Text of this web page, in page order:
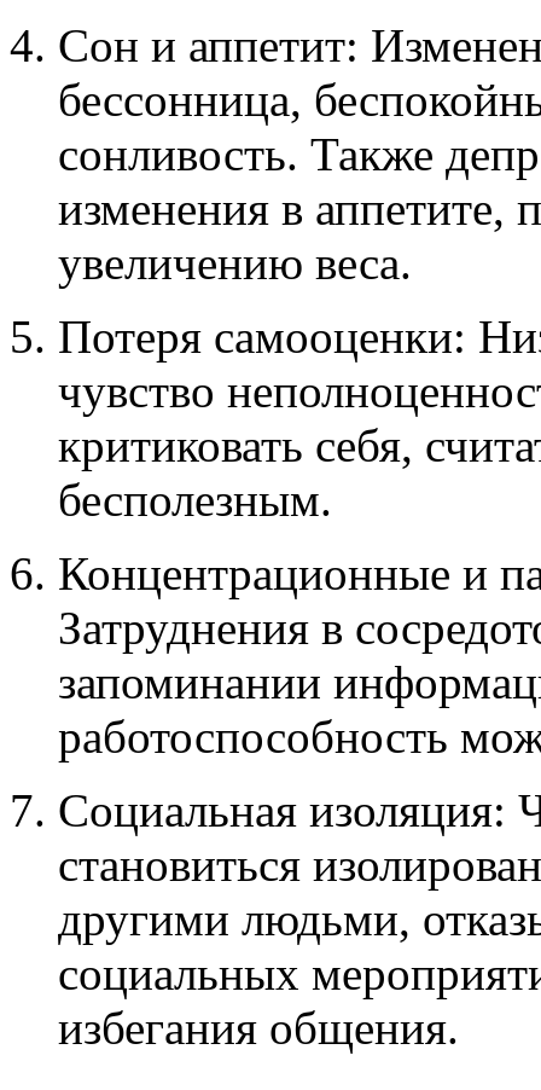
Сон и аппетит:
бессонница,
сонливость. Также
изменения в аппетите,
увеличению веса.
Потеря самооценки:
чувство
критиковать себя,
бесполезным.
Концентрационные и
Затруднения в
запоминании
работоспособность
Социальная изоляция:
становиться
другими людьми,
социальных
избегания общения.